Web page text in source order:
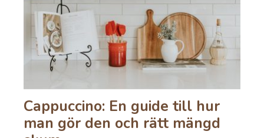
Cappuccino: En guide till hur
man gör den och rätt mängd